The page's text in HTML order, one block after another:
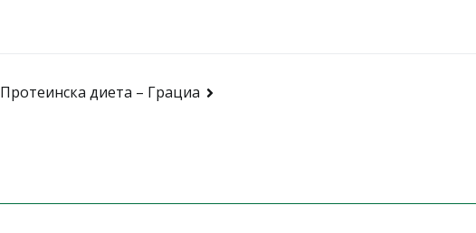
Post
Протеинска диета – Грациа